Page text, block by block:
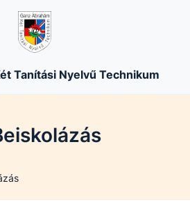
Tanítási Nyelvű Technikum